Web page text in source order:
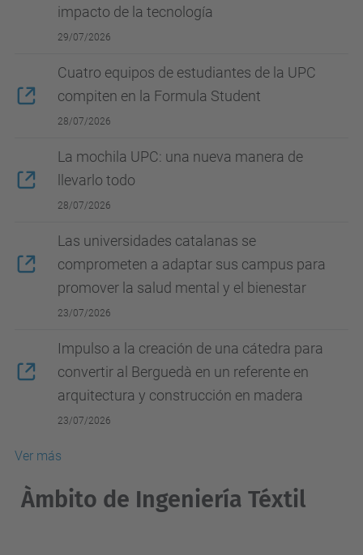
impacto de la tecnología
29/07/2026
Cuatro equipos de estudiantes de la UPC
compiten en la Formula Student
28/07/2026
La mochila UPC: una nueva manera de
llevarlo todo
28/07/2026
Las universidades catalanas se
comprometen a adaptar sus campus para
promover la salud mental y el bienestar
23/07/2026
Impulso a la creación de una cátedra para
convertir al Berguedà en un referente en
arquitectura y construcción en madera
23/07/2026
Ver más
Àmbito de Ingeniería Téxtil